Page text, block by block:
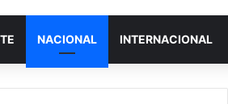
NACIONAL INTERNACIONAL